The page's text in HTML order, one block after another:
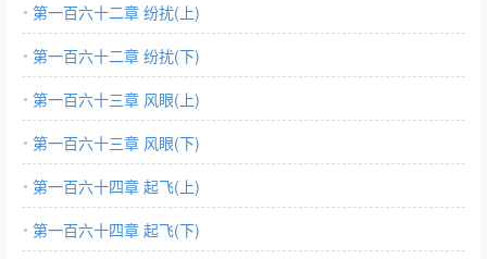
第一百六十二章 纷扰(上)
第一百六十二章 纷扰(下)
第一百六十三章 风眼(上)
第一百六十三章 风眼(下)
第一百六十四章 起飞(上)
第一百六十四章 起飞(下)